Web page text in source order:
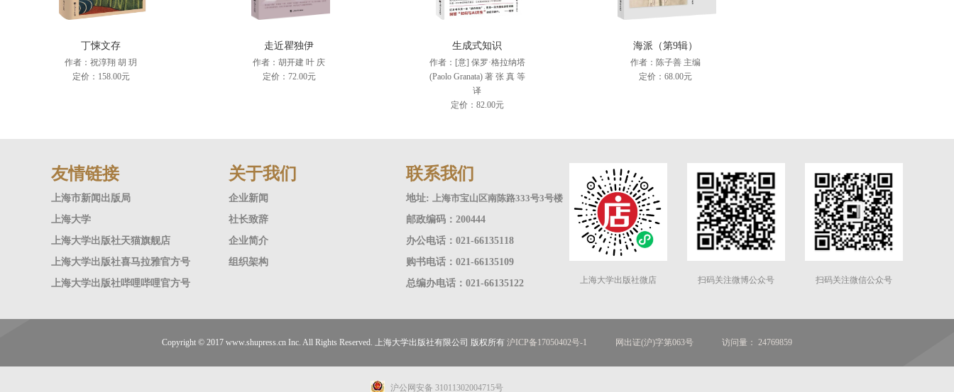
丁悚文存
作者：祝淳翔 胡 玥
定价：158.00元
走近瞿独伊
作者：胡开建 叶 庆
定价：72.00元
生成式知识
作者：[意] 保罗·格拉纳塔
(Paolo Granata) 著 张 真 等
译
定价：82.00元
海派（第9辑）
作者：陈子善 主编
定价：68.00元
友情链接
上海市新闻出版局
上海大学
上海大学出版社天猫旗舰店
上海大学出版社喜马拉雅官方号
上海大学出版社哔哩哔哩官方号
关于我们
企业新闻
社长致辞
企业简介
组织架构
联系我们
地址: 上海市宝山区南陈路333号3号楼
邮政编码：200444
办公电话：021-66135118
购书电话：021-66135109
总编办电话：021-66135122
上海大学出版社微店 扫码关注微博公众号 扫码关注微信公众号
Copyright © 2017 www.shupress.cn Inc. All Rights Reserved. 上海大学出版社有限公司 版权所有 沪ICP备17050402号-1 网出证(沪)字第063号 访问量： 24769859
沪公网安备 31011302004715号